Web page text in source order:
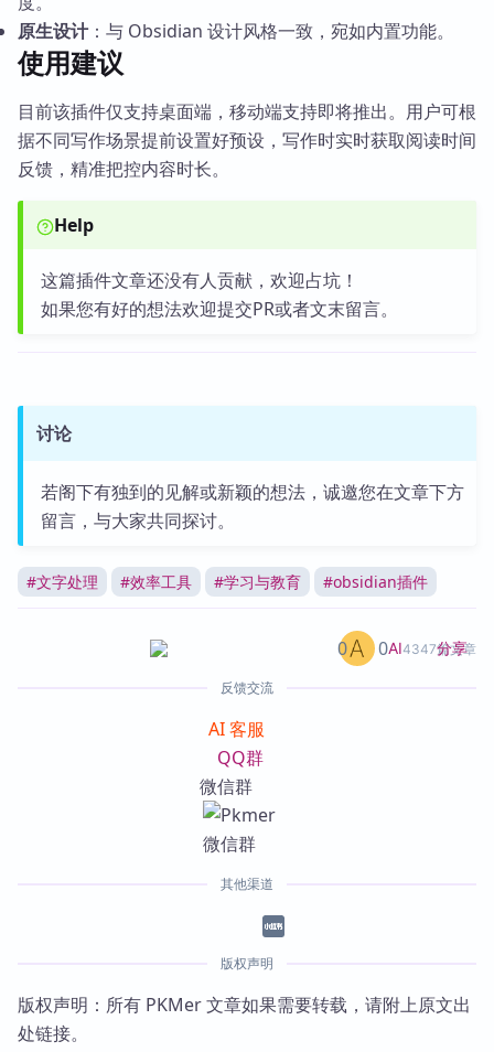
原生设计：与 Obsidian 设计风格一致，宛如内置功能。
使用建议
目前该插件仅支持桌面端，移动端支持即将推出。用户可根
据不同写作场景提前设置好预设，写作时实时获取阅读时间
反馈，精准把控内容时长。
Help
这篇插件文章还没有人贡献，欢迎占坑！
如果您有好的想法欢迎提交PR或者文末留言。
讨论
若阁下有独到的见解或新颖的想法，诚邀您在文章下方
留言，与大家共同探讨。
#文字处理 #效率工具 #学习与教育 #obsidian插件
AI4347篇文章
0 0 分享
反馈交流
AI 客服
QQ群
微信群
其他渠道
版权声明
版权声明：所有 PKMer 文章如果需要转载，请附上原文出
处链接。